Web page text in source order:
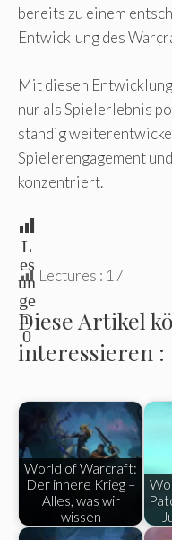
bereits zu einem
Entwicklung des
Mit diesen
nur als Spielerlebnis
ständig
Spielerengagement
konzentriert.
L
es
un
ge
n:
0
Lectures : 17
Diese Artikel
interessieren :
World of Warcraft:
Der innere Krieg –
Alles, was wir
wissen